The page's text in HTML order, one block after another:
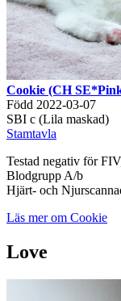
Cookie (CH
Född 2022-03-07
SBI c (Lila maskad)
Stamtavla
Testad negativ för
Blodgrupp A/b
Hjärt- och
Läs mer om Cookie
Love